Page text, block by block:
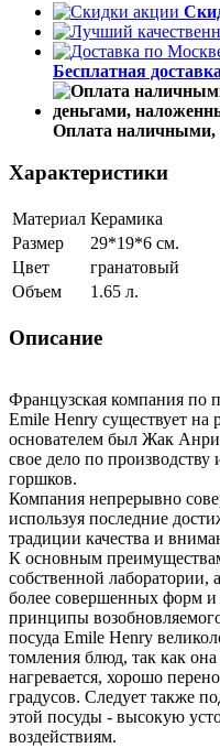
Бесплатная
Оплата наличными,
Характеристики
Материал Керамика
Размер
29*19*6 см.
Цвет
гранатовый
Объем
1.65 л.
Описание
Французская компания по
Emile Henry существует на
основателем был Жак
свое дело по
горшков.
Компания непрерывно
используя последние
традиции качества и
К основным
собственной лаборатории,
более совершенных форм и
принципы
посуда Emile Henry
томления блюд, так как
нагревается, хорошо
градусов. Следует также
этой посуды - высокую
воздействиям.